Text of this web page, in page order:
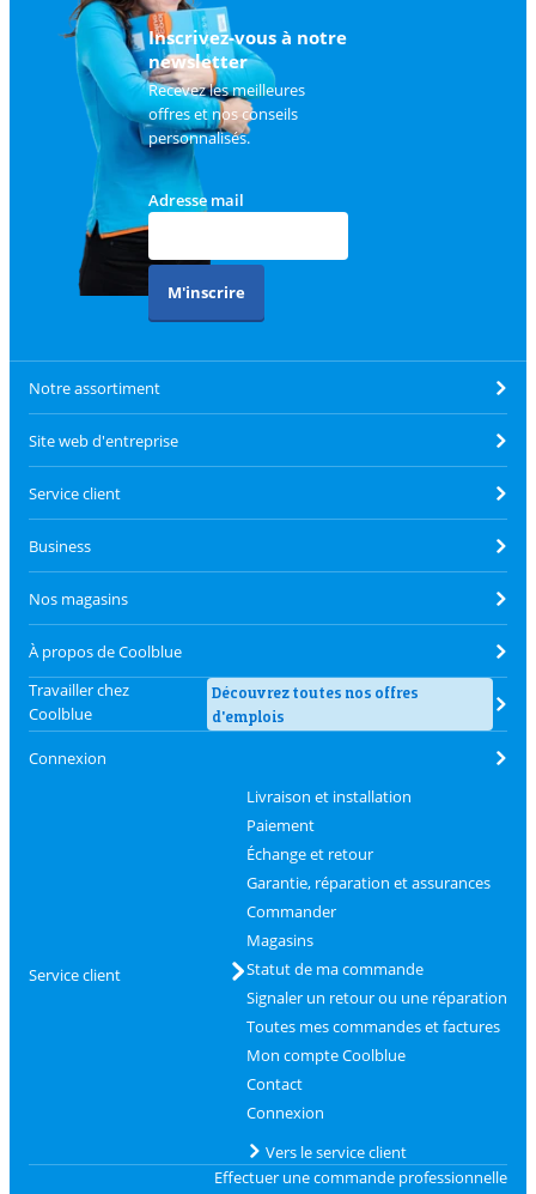
client.
Inscrivez-vous à notre
newsletter
Recevez les meilleures
offres et nos conseils
personnalisés.
Adresse mail
M'inscrire
Notre assortiment
Site web d'entreprise
Service client
Business
Nos magasins
À propos de Coolblue
Travailler chez
Coolblue
Découvrez toutes nos offres
d'emplois
Connexion
Service client
Livraison et installation
Paiement
Échange et retour
Garantie, réparation et assurances
Commander
Magasins
Statut de ma commande
Signaler un retour ou une réparation
Toutes mes commandes et factures
Mon compte Coolblue
Contact
Connexion
Vers le service client
Effectuer une commande professionnelle